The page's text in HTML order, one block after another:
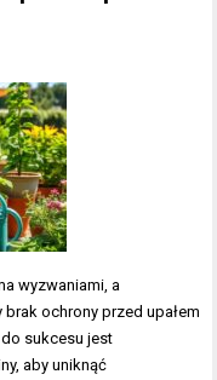
wyzwaniami, a
ochrony przed upałem
sukcesu jest
aby uniknąć